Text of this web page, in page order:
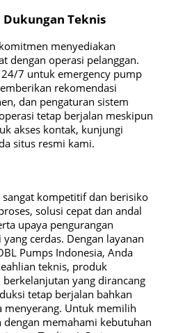
Teknis
menyediakan
dengan operasi pelanggan.
7 untuk emergency pump
rekomendasi
dan pengaturan sistem
tetap berjalan meskipun
akses kontak, kunjungi
situs resmi kami.
kompetitif dan berisiko
solusi cepat dan andal
upaya pengurangan
cerdas. Dengan layanan
Pumps Indonesia, Anda
teknis, produk
yang dirancang
tetap berjalan bahkan
menyerang. Untuk memilih
memahami kebutuhan